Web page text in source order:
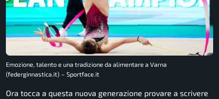
Emozione, talento e una tradizione da alimentare a Varna
(federginnastica.it) – Sportface.it
Ora tocca a questa nuova generazione provare a scrivere